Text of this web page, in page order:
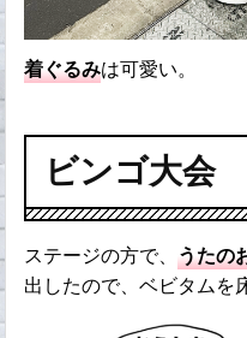
着ぐるみは可愛い。
ビンゴ大会
ステージの方で、うたの
出したので、ベビタムを